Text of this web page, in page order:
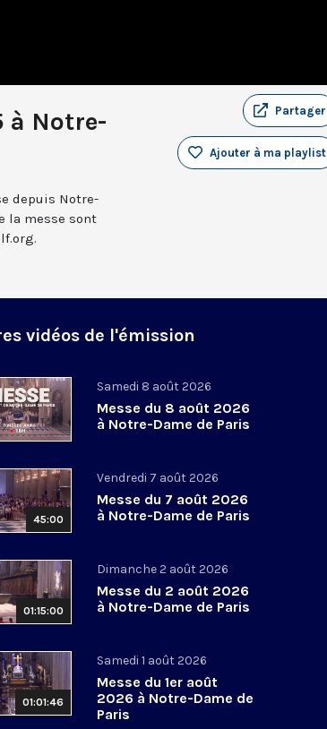
à Notre-
Partager
Ajouter à ma playlist
depuis Notre-
la messe sont
vidéos de l'émission
Samedi 8 août 2026
Messe du 8 août 2026
à Notre-Dame de Paris
45:00
Vendredi 7 août 2026
Messe du 7 août 2026
à Notre-Dame de Paris
01:15:00
Dimanche 2 août 2026
Messe du 2 août 2026
à Notre-Dame de Paris
01:01:46
Samedi 1 août 2026
Messe du 1er août
2026 à Notre-Dame de
Paris